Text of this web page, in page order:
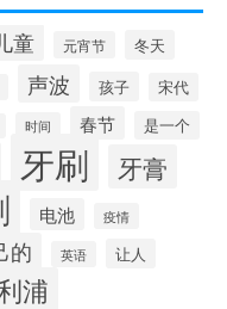
童 元宵节 冬天
声波 孩子 宋代
时间 春节 是一个
牙刷 牙膏
电池 疫情
的 英语 让人
浦